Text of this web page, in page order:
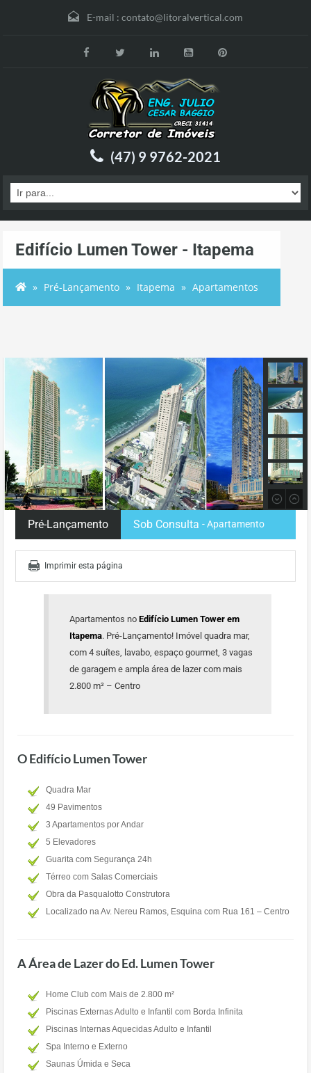
E-mail : contato@litoralvertical.com
(47) 9 9762-2021
Edifício Lumen Tower - Itapema
Pré-Lançamento Itapema Apartamentos
Pré-Lançamento Sob Consulta - Apartamento
Imprimir esta página
Apartamentos no Edifício Lumen Tower em
Itapema. Pré-Lançamento! Imóvel quadra mar,
com 4 suítes, lavabo, espaço gourmet, 3 vagas
de garagem e ampla área de lazer com mais
2.800 m² – Centro
O Edifício Lumen Tower
Quadra Mar
49 Pavimentos
3 Apartamentos por Andar
5 Elevadores
Guarita com Segurança 24h
Térreo com Salas Comerciais
Obra da Pasqualotto Construtora
Localizado na Av. Nereu Ramos, Esquina com Rua 161 – Centro
A Área de Lazer do Ed. Lumen Tower
Home Club com Mais de 2.800 m²
Piscinas Externas Adulto e Infantil com Borda Infinita
Piscinas Internas Aquecidas Adulto e Infantil
Spa Interno e Externo
Saunas Úmida e Seca